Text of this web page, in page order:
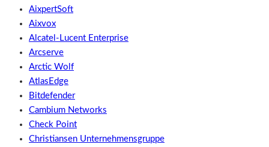
AixpertSoft
Aixvox
Alcatel-Lucent Enterprise
Arcserve
Arctic Wolf
AtlasEdge
Bitdefender
Cambium Networks
Check Point
Christiansen Unternehmensgruppe